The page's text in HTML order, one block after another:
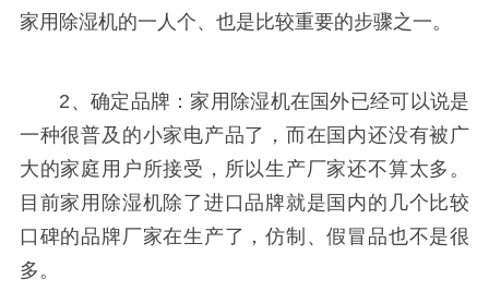
家用除湿机的一人个、也是比较重要的步骤之一。
2、确定品牌：家用除湿机在国外已经可以说是
一种很普及的小家电产品了，而在国内还没有被广
大的家庭用户所接受，所以生产厂家还不算太多。
目前家用除湿机除了进口品牌就是国内的几个比较
口碑的品牌厂家在生产了，仿制、假冒品也不是很
多。